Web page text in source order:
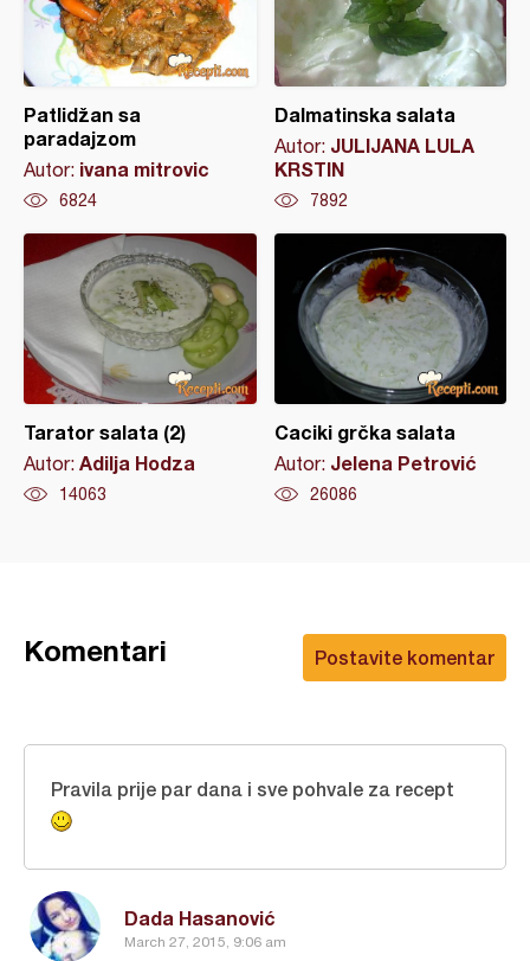
Patlidžan sa
paradajzom
Autor: ivana mitrovic
6824
Dalmatinska salata
Autor: JULIJANA LULA
KRSTIN
7892
Tarator salata (2)
Autor: Adilja Hodza
14063
Caciki grčka salata
Autor: Jelena Petrović
26086
Postavite komentar
Komentari
Dada Hasanović
March 27, 2015, 9:06 am
Pravila prije par dana i sve pohvale za recept